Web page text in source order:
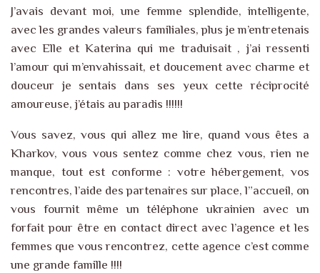
J’avais devant moi, une femme splendide, intelligente,
avec les grandes valeurs familiales, plus je m’entretenais
avec Elle et Katerina qui me traduisait , j’ai ressenti
l’amour qui m’envahissait, et doucement avec charme et
douceur je sentais dans ses yeux cette réciprocité
amoureuse, j’étais au paradis !!!!!!
Vous savez, vous qui allez me lire, quand vous êtes a
Kharkov, vous vous sentez comme chez vous, rien ne
manque, tout est conforme : votre hébergement, vos
rencontres, l’aide des partenaires sur place, l”accueil, on
vous fournit même un téléphone ukrainien avec un
forfait pour être en contact direct avec l’agence et les
femmes que vous rencontrez, cette agence c’est comme
une grande famille !!!!